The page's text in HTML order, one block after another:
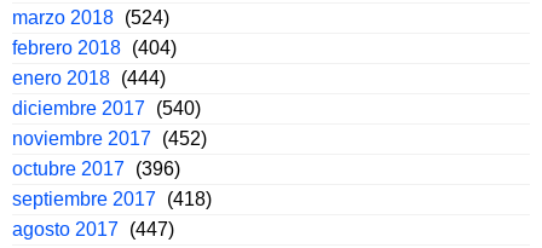
marzo 2018 (524)
febrero 2018 (404)
enero 2018 (444)
diciembre 2017 (540)
noviembre 2017 (452)
octubre 2017 (396)
septiembre 2017 (418)
agosto 2017 (447)